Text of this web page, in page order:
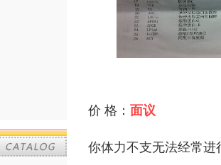
价 格： 面议
你体力不支无法经常进